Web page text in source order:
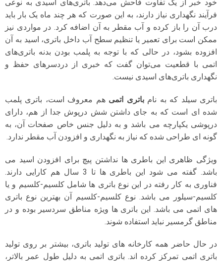
خود خبر از یک تفاوت فاحش می‌دهد. باتری‌های اسیدی به نوعی
فرآیند نگهداری نیاز دارند، به این صورت که هر چند ماه یک بار باید
درب آن را باز کرده و آب مقطر به آن اضافه کرد. در مواردی نیز
ممکن است برای تعمیر یا تنظیم سطح آب داخل باتری، اسید به آن
افزوده بشود، در حالی که با توجه به پلمب بودن بدنه باتری‌های
اتمی با قطعیت می‌توان گفت که خبری از دردسرهای حفظ و
نگهداری باتری‌های اسیدی نیست.
باتری سیلد که به نامباتری اتمی هم معروف است، باتری پلمب
شده ای است که به جای داشتن شش درپوش جدا از هم، دارای
درپوشی یکپارچه می باشد و به دلیل جنس خاص صفحات آن، به
گونه ای طراحی شده که نیاز به نگهداری و افزودن آب مقطر ندارد.
ویژگی ظاهری این باطری ها نداشتن پیچ برای افزودن اسید می
باشد. گفته می شود این باطری ها تا 3 سال هم کارایی دارند.
فناوری به کار رفته در این نوع باتری ها شامل کلسیم-کلسیم و یا
کلسیم-سیلور می باشد. نوع کلسیم-کلسیم آن بهترین نوع باتری
های اتمی می باشد. این باتری ها ویژه مناطق سردسیر بوده و در
مناطق گرمسیر نباید استفاده شوند.
در حال حاضر همه کارخانه های تولید باتری، بیشتر بر روی تولید
باتری اتمی تمرکز کرده اند. باتری اتمی به دلیل طول عمر بالاتر،